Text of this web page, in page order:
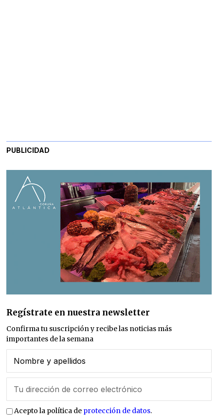
PUBLICIDAD
Regístrate en nuestra newsletter
Confirma tu suscripción y recibe las noticias más
importantes de la semana
Acepto la política de protección de datos.